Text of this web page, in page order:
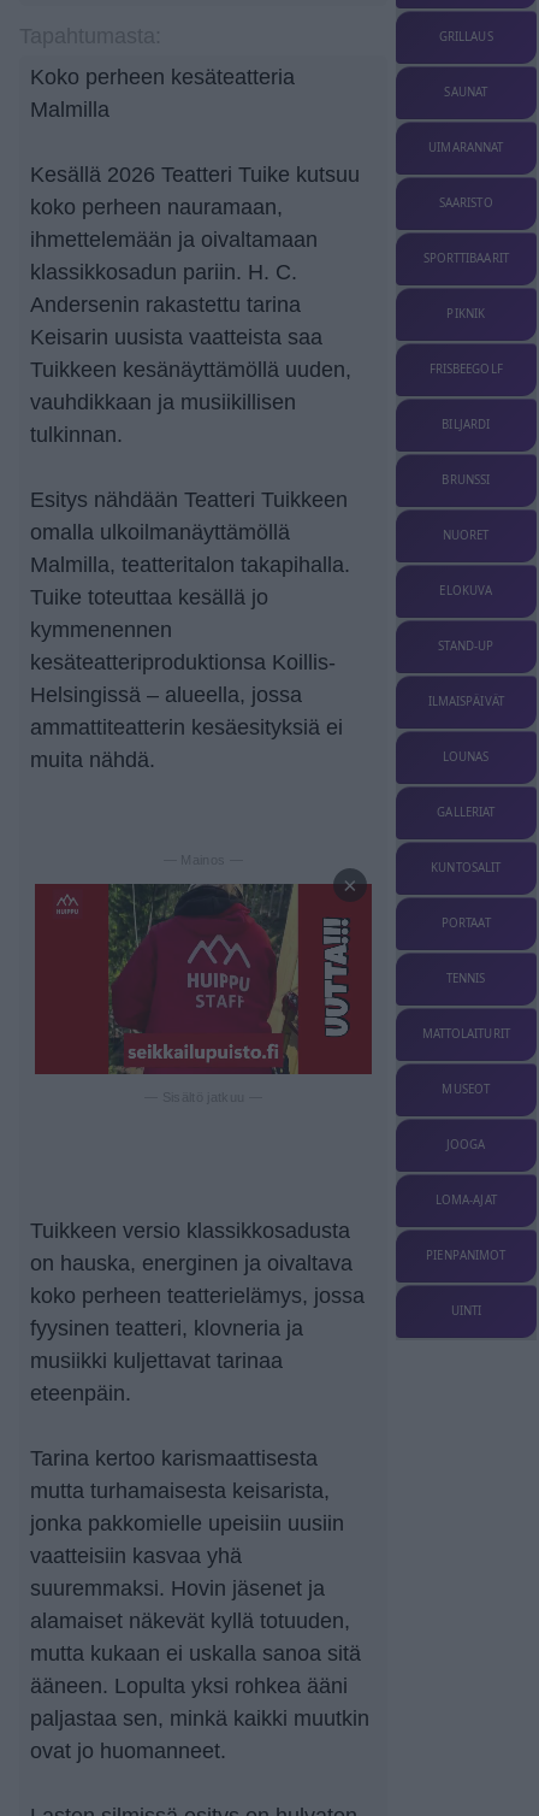
Koko perheen kesäteatteria
Malmilla
Kesällä 2026 Teatteri Tuike kutsuu
koko perheen nauramaan,
ihmettelemään ja oivaltamaan
klassikkosadun pariin. H. C.
Andersenin rakastettu tarina
Keisarin uusista vaatteista saa
Tuikkeen kesänäyttämöllä uuden,
vauhdikkaan ja musiikillisen
tulkinnan.
Esitys nähdään Teatteri Tuikkeen
omalla ulkoilmanäyttämöllä
Malmilla, teatteritalon takapihalla.
Tuike toteuttaa kesällä jo
kymmenennen
kesäteatteriproduktionsa Koillis-
Helsingissä – alueella, jossa
ammattiteatterin kesäesityksiä ei
muita nähdä.
×
Tuikkeen versio klassikkosadusta
on hauska, energinen ja oivaltava
koko perheen teatterielämys, jossa
fyysinen teatteri, klovneria ja
musiikki kuljettavat tarinaa
eteenpäin.
Tarina kertoo karismaattisesta
mutta turhamaisesta keisarista,
jonka pakkomielle upeisiin uusiin
vaatteisiin kasvaa yhä
suuremmaksi. Hovin jäsenet ja
alamaiset näkevät kyllä totuuden,
mutta kukaan ei uskalla sanoa sitä
ääneen. Lopulta yksi rohkea ääni
paljastaa sen, minkä kaikki muutkin
ovat jo huomanneet.
GRILLAUS
SAUNAT
UIMARANNAT
SAARISTO
SPORTTIBAARIT
PIKNIK
FRISBEEGOLF
BILJARDI
BRUNSSI
NUORET
ELOKUVA
STAND-UP
ILMAISPÄIVÄT
LOUNAS
GALLERIAT
KUNTOSALIT
PORTAAT
TENNIS
MATTOLAITURIT
MUSEOT
JOOGA
LOMA-AJAT
PIENPANIMOT
UINTI